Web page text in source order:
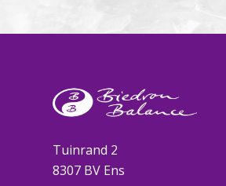
Tuinrand 2
8307 BV Ens